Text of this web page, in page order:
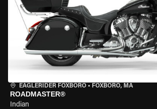
EAGLERIDER FOXBORO • FOXBORO, MA
ROADMASTER®
Indian